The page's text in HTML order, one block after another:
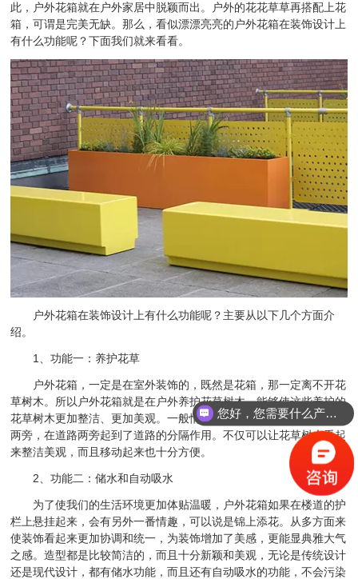
此，户外花箱就在户外家居中脱颖而出。户外的花花草草再搭配上花
箱，可谓是完美无缺。那么，看似漂漂亮亮的户外花箱在装饰设计上
有什么功能呢？下面我们就来看看。
户外花箱在装饰设计上有什么功能呢？主要从以下几个方面介
绍。
1、功能一：养护花草
户外花箱，一定是在室外装饰的，既然是花箱，那一定离不开花
草树木。所以户外花箱就是在户外养护花草树木，能够使这些养护的
花草树木更加整洁、更加美观。一般情况下，装饰在园林景区和道路
两旁，在道路两旁起到了道路的分隔作用。不仅可以让花草树木看起
来整洁美观，而且移动起来也十分方便。
2、功能二：储水和自动吸水
为了使我们的生活环境更加体贴温暖，户外花箱如果在楼道的护
栏上悬挂起来，会有另外一番情趣，可以说是锦上添花。从多方面来
使装饰看起来更加协调和统一，为装饰增加了美感，更能显典雅大气
之感。造型都是比较简洁的，而且十分新颖和美观，无论是传统设计
还是现代设计，都有储水功能，而且还有自动吸水的功能，不会污染
您好，您需要什么产品？